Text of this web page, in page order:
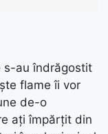
s-au îndrăgostit
flame îi vor
de-o
ați împărțit din